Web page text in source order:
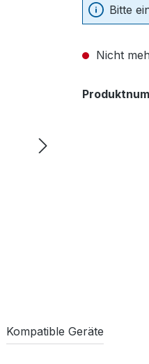
Bitte
Nicht
Kompatible Geräte